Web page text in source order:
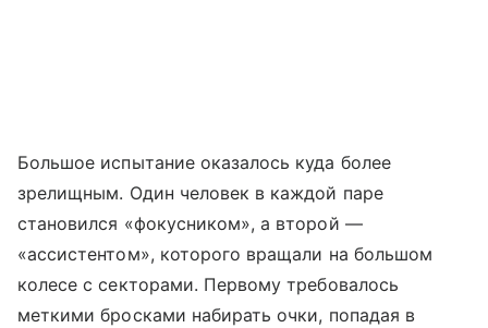
Большое испытание оказалось куда более
зрелищным. Один человек в каждой паре
становился «фокусником», а второй —
«ассистентом», которого вращали на большом
колесе с секторами. Первому требовалось
меткими бросками набирать очки, попадая в